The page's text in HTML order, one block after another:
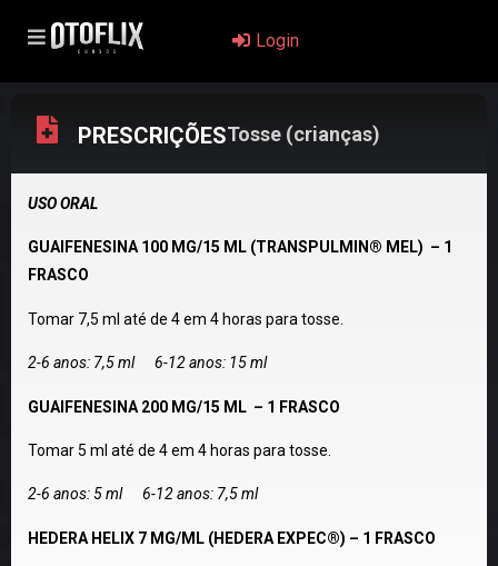
Login
PRESCRIÇÕESTosse (crianças)
USO ORAL
GUAIFENESINA 100 MG/15 ML (TRANSPULMIN® MEL) – 1
FRASCO
Tomar 7,5 ml até de 4 em 4 horas para tosse.
2-6 anos: 7,5 ml 6-12 anos: 15 ml
GUAIFENESINA 200 MG/15 ML – 1 FRASCO
Tomar 5 ml até de 4 em 4 horas para tosse.
2-6 anos: 5 ml 6-12 anos: 7,5 ml
HEDERA HELIX 7 MG/ML (HEDERA EXPEC®) – 1 FRASCO